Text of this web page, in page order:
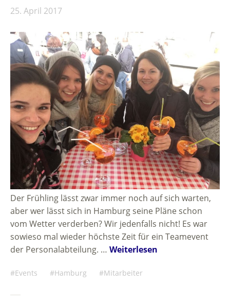
25. April 2017
Der Frühling lässt zwar immer noch auf sich warten,
aber wer lässt sich in Hamburg seine Pläne schon
vom Wetter verderben? Wir jedenfalls nicht! Es war
sowieso mal wieder höchste Zeit für ein Teamevent
der Personalabteilung. … Weiterlesen
Events Hamburg Mitarbeiter